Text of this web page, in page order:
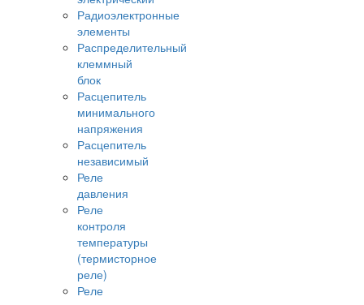
Радиоэлектронные
элементы
Распределительный
клеммный
блок
Расцепитель
минимального
напряжения
Расцепитель
независимый
Реле
давления
Реле
контроля
температуры
(термисторное
реле)
Реле